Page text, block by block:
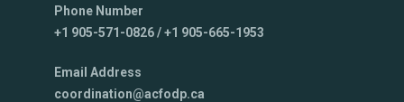
Phone Number
+1 905-571-0826 / +1 905-665-1953
Email Address
coordination@acfodp.ca